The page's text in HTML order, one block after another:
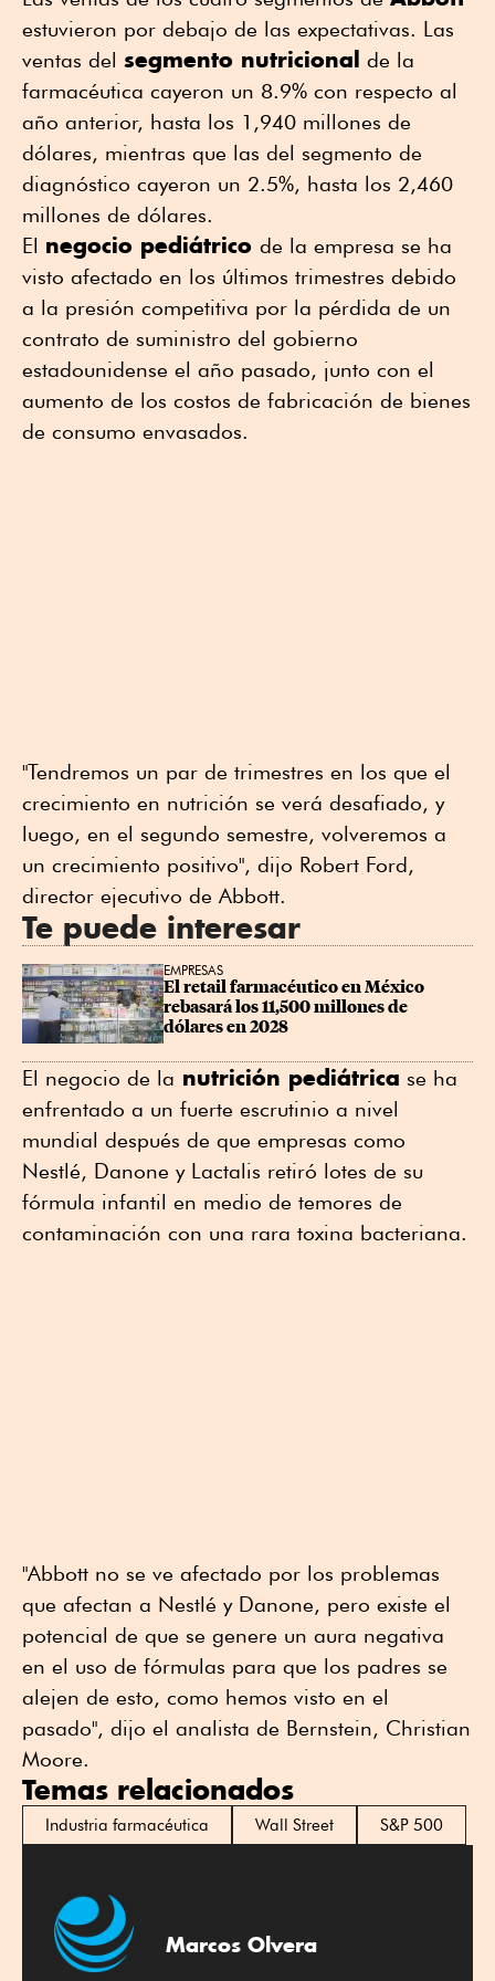
estuvieron por debajo de las expectativas. Las
ventas del segmento nutricional de la
farmacéutica cayeron un 8.9% con respecto al
año anterior, hasta los 1,940 millones de
dólares, mientras que las del segmento de
diagnóstico cayeron un 2.5%, hasta los 2,460
millones de dólares.
El negocio pediátrico de la empresa se ha
visto afectado en los últimos trimestres debido
a la presión competitiva por la pérdida de un
contrato de suministro del gobierno
estadounidense el año pasado, junto con el
aumento de los costos de fabricación de bienes
de consumo envasados.
"Tendremos un par de trimestres en los que el
crecimiento en nutrición se verá desafiado, y
luego, en el segundo semestre, volveremos a
un crecimiento positivo", dijo Robert Ford,
director ejecutivo de Abbott.
Te puede interesar
EMPRESAS
El retail farmacéutico en México
rebasará los 11,500 millones de
dólares en 2028
El negocio de la nutrición pediátrica se ha
enfrentado a un fuerte escrutinio a nivel
mundial después de que empresas como
Nestlé, Danone y Lactalis retiró lotes de su
fórmula infantil en medio de temores de
contaminación con una rara toxina bacteriana.
"Abbott no se ve afectado por los problemas
que afectan a Nestlé y Danone, pero existe el
potencial de que se genere un aura negativa
en el uso de fórmulas para que los padres se
alejen de esto, como hemos visto en el
pasado", dijo el analista de Bernstein, Christian
Moore.
Temas relacionados
Industria farmacéutica Wall Street S&P 500
Marcos Olvera